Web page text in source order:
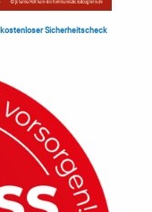
kostenloser Sicherheitscheck